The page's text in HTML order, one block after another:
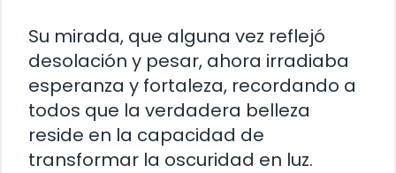
Su mirada, que alguna vez reflejó
desolación y pesar, ahora irradiaba
esperanza y fortaleza, recordando a
todos que la verdadera belleza
reside en la capacidad de
transformar la oscuridad en luz.